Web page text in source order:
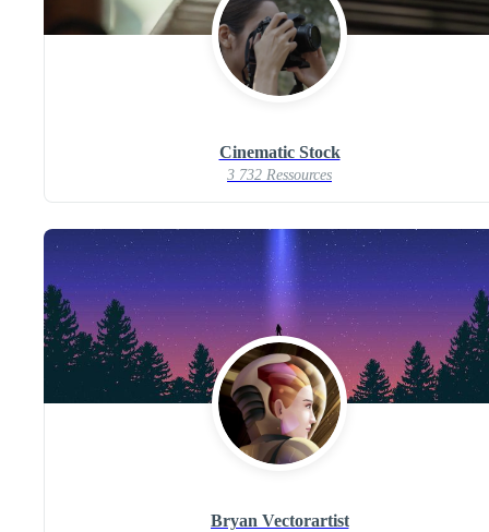
Cinematic Stock
3 732 Ressources
Bryan Vectorartist